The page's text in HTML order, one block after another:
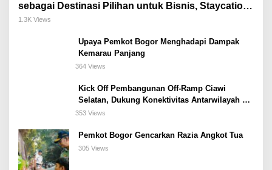
sebagai Destinasi Pilihan untuk Bisnis, Staycation,
Meeting, dan Kuliner di Jakarta Selatan
1.3K Views
Upaya Pemkot Bogor Menghadapi Dampak
Kemarau Panjang
364 Views
Kick Off Pembangunan Off-Ramp Ciawi
Selatan, Dukung Konektivitas Antarwilayah di
Bogor Selatan
353 Views
Pemkot Bogor Gencarkan Razia Angkot Tua
305 Views